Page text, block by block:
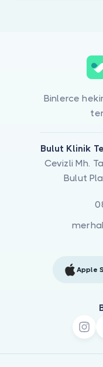
Binlerce
Bulut Klinik
Cevizli Mh.
Bulut
Apple